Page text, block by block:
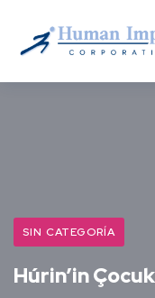
SIN CATEGORÍA
Húrin’in